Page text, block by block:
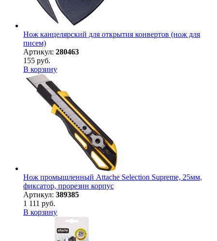
Нож канцелярский для открытия конвертов (нож для
писем)
Артикул: 280463
155 руб.
В корзину
Нож промышленный Attache Selection Supreme, 25мм,
фиксатор, прорезин корпус
Артикул: 389385
1 111 руб.
В корзину